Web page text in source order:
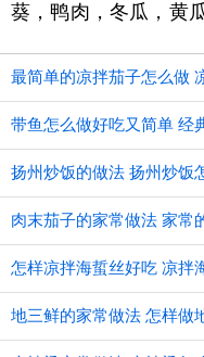
葵，鸭肉，冬瓜，黄
最简单的凉拌茄子怎么做
带鱼怎么做好吃又简单 经
扬州炒饭的做法 扬州炒饭
肉末茄子的家常做法 家常
怎样凉拌海蜇丝好吃 凉拌
地三鲜的家常做法 怎样做